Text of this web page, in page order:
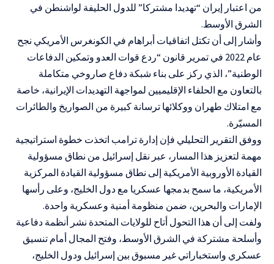
من اعتبار إيران “تهديدا مشتركا” للدول الحليفة لواشنطن في
الشرق الأوسط.
وأشار إلى أن تكتل اتفاقيات أبراهام في الكونغرس الأمريكي نجح
عام 2022 في تمرير قانون “ردع قوات العدو وتمكين الدفاعات
الوطنية”، الذي ركز على بناء شبكة دفاع صاروخي متكاملة
بالتعاون مع الحلفاء الإقليميين لمواجهة التهديدات الإيرانية، خاصة
مع امتلاك طهران ووكلائها ترسانة كبيرة من الصواريخ والطائرات
المسيّرة.
ووفق التقرير التحليلي فإن إدارة ترامب اتخذت خطوة استراتيجية
مهمة لتعزيز هذا المسار، عبر نقل إسرائيل من نطاق مسؤولية
القيادة الأوروبية الأمريكية إلى نطاق مسؤولية القيادة المركزية
الأمريكية، ما سمح بدمجها عسكريا مع دول الخليج، وعلى رأسها
الإمارات والبحرين، ضمن منظومة أمنية وعسكرية واحدة.
ولفت إلى أن هذا التحول أتاح للولايات المتحدة نشر أنظمة دفاعية
وأسلحة مشتركة في الشرق الأوسط، وفتح المجال أمام تنسيق
عسكري واستخباراتي غير مسبوق بين إسرائيل ودول الخليج،